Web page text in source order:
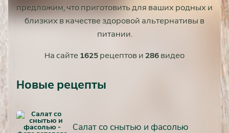
предложим, что приготовить для ваших родных и
близких в качестве здоровой альтернативы в
питании.
На сайте 1625 рецептов и 286 видео
Новые рецепты
Салат со снытью и фасолью